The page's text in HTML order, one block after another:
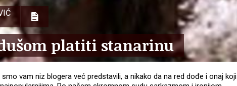
platiti stanarinu
vam niz blogera već predstavili, a nikako da na red dođe i onaj koji